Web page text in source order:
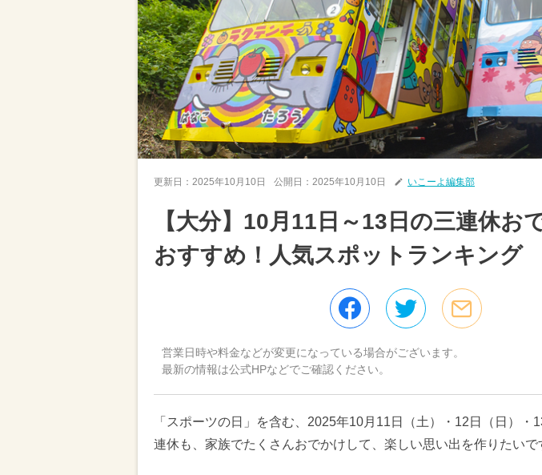
更新日： 2025年10月10日 公開日： 2025年10月10日 いこーよ編集部
【大分】10月11日～13日の三連休お
おすすめ！人気スポットランキング
営業日時や料金などが変更になっている場合がございます。
最新の情報は公式HPなどでご確認ください。
「スポーツの日」を含む、2025年10月11日（土）・12日（日）・
連休も、家族でたくさんおでかけして、楽しい思い出を作りたいで